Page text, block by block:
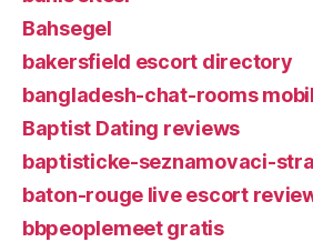
Bahsegel
bakersfield escort directory
bangladesh-chat-rooms
Baptist Dating reviews
baptisticke-seznamovaci-
baton-rouge live escort
bbpeoplemeet gratis